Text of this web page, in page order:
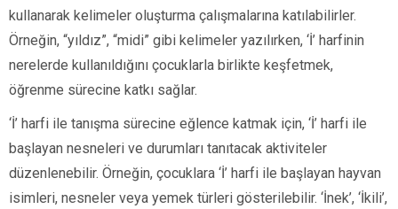
kullanarak kelimeler oluşturma çalışmalarına katılabilirler.
Örneğin, “yıldız”, “midi” gibi kelimeler yazılırken, ‘İ’ harfinin
nerelerde kullanıldığını çocuklarla birlikte keşfetmek,
öğrenme sürecine katkı sağlar.
‘İ’ harfi ile tanışma sürecine eğlence katmak için, ‘İ’ harfi ile
başlayan nesneleri ve durumları tanıtacak aktiviteler
düzenlenebilir. Örneğin, çocuklara ‘İ’ harfi ile başlayan hayvan
isimleri, nesneler veya yemek türleri gösterilebilir. ‘İnek’, ‘İkili’,